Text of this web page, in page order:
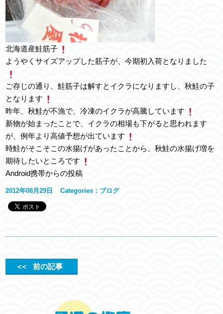
北海道産鮭筋子
ようやくサイズアップした筋子が、今期初入荷となりました
ご存じの通り、鮭筋子は解すとイクラになりますし、秋鮭の子
となります
昨年、秋鮭が不漁で、冷凍のイクラが高騰しています
新物が始まったことで、イクラの相場も下がると思われます
が、例年より高値予想が出ています
時鮭がそこそこの水揚げがあったことから、秋鮭の水揚げ増を
期待したいところです
Android携帯からの投稿
2012年08月29日 Categories： ブログ
＜＜前の記事